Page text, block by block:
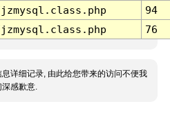
94
76
详细记录, 由此给您带来的访问不便我
深感歉意.